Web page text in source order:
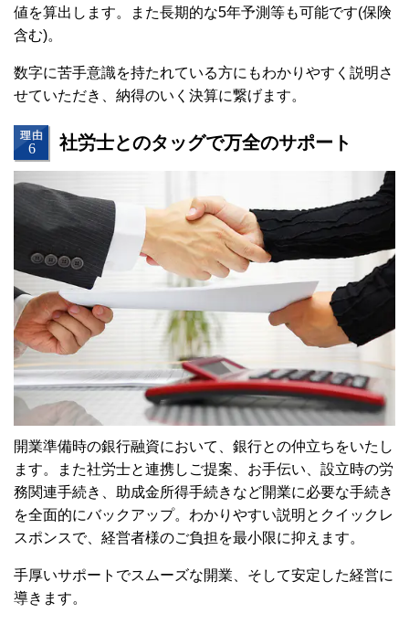
値を算出します。
また長期的な5年予測等も可能です(保険
含む)。
数字に苦手意識を持たれている方にもわかりやすく説明さ
せていただき、納得のいく決算に繋げます。
社労士とのタッグで万全のサポート
開業準備時の銀行融資において、銀行との仲立ちをいたし
ます。
また社労士と連携しご提案、お手伝い、設立時の労
務関連手続き、助成金所得手続きなど開業に必要な手続き
を全面的にバックアップ。 わかりやすい説明とクイックレ
スポンスで、経営者様のご負担を最小限に抑えます。
手厚いサポートでスムーズな開業、そして安定した経営に
導きます。